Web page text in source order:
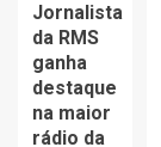
Jornalista
da RMS
ganha
destaque
na maior
rádio da